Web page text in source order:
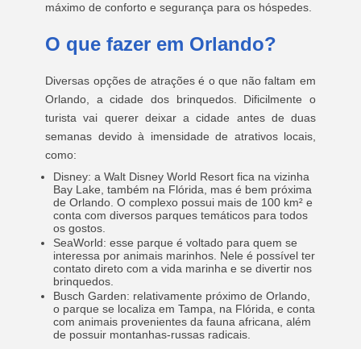
máximo de conforto e segurança para os hóspedes.
O que fazer em Orlando?
Diversas opções de atrações é o que não faltam em
Orlando, a cidade dos brinquedos. Dificilmente o
turista vai querer deixar a cidade antes de duas
semanas devido à imensidade de atrativos locais,
como:
Disney: a Walt Disney World Resort fica na vizinha
Bay Lake, também na Flórida, mas é bem próxima
de Orlando. O complexo possui mais de 100 km² e
conta com diversos parques temáticos para todos
os gostos.
SeaWorld: esse parque é voltado para quem se
interessa por animais marinhos. Nele é possível ter
contato direto com a vida marinha e se divertir nos
brinquedos.
Busch Garden: relativamente próximo de Orlando,
o parque se localiza em Tampa, na Flórida, e conta
com animais provenientes da fauna africana, além
de possuir montanhas-russas radicais.